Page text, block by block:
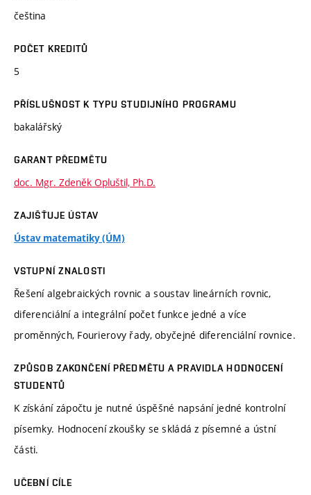
čeština
POČET KREDITŮ
5
PŘÍSLUŠNOST K TYPU STUDIJNÍHO PROGRAMU
bakalářský
GARANT PŘEDMĚTU
doc. Mgr. Zdeněk Opluštil, Ph.D.
ZAJIŠŤUJE ÚSTAV
Ústav matematiky (ÚM)
VSTUPNÍ ZNALOSTI
Řešení algebraických rovnic a soustav lineárních rovnic,
diferenciální a integrální počet funkce jedné a více
proměnných, Fourierovy řady, obyčejné diferenciální rovnice.
ZPŮSOB ZAKONČENÍ PŘEDMĚTU A PRAVIDLA HODNOCENÍ
STUDENTŮ
K získání zápočtu je nutné úspěšné napsání jedné kontrolní
písemky. Hodnocení zkoušky se skládá z písemné a ústní
části.
UČEBNÍ CÍLE